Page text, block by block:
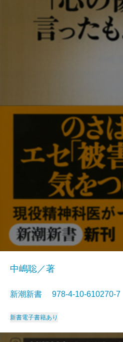
中嶋聡／著
新潮新書 978-4-10-
新書電子書籍あり